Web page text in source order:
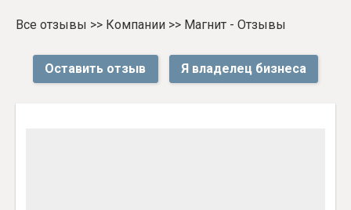
Все отзывы >> Компании >> Магнит - Отзывы
Оставить отзыв Я владелец бизнеса